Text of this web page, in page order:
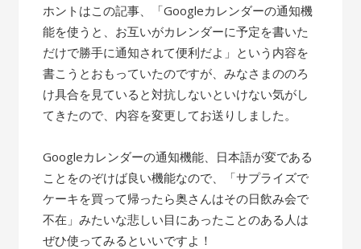
ホントはこの記事、「Googleカレンダーの通知機
能を使うと、お互いがカレンダーに予定を書いた
だけで勝手に通知されて便利だよ」という内容を
書こうとおもっていたのですが、みなさまののろ
け具合を見ていると対抗しないといけない気がし
てきたので、内容を変更してお送りしました。
Googleカレンダーの通知機能、日本語が変である
ことをのぞけば良い機能なので、「サプライズで
ケーキを買って帰ったら奥さんはその日飲み会で
不在」みたいな悲しい目にあったことのある人は
ぜひ使ってみるといいですよ！